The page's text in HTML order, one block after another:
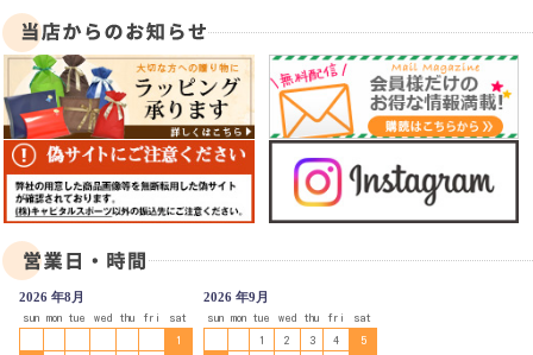
2026 年8月
sun mon tue wed thu fri
sat
1
2026 年9月
sun mon tue wed thu fri
sat
1
2 3 4
5